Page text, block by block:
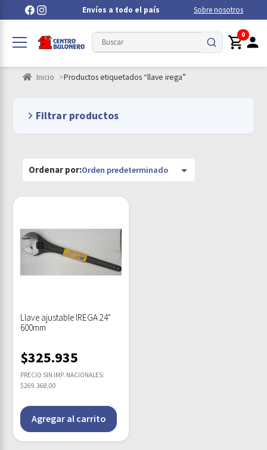
Envíos a todo el país Sobre nosotros
0
Inicio Productos etiquetados “llave irega”
Filtrar productos
Llave ajustable IREGA 24"
600mm
$325.935
PRECIO SIN IMP. NACIONALES:
$269.368,00
Agregar al carrito